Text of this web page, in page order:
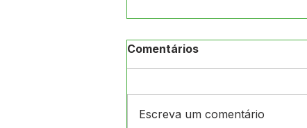
Comentários
Escreva um comentário